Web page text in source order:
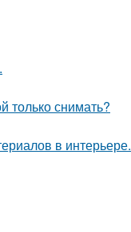
только снимать?
в интерьере.